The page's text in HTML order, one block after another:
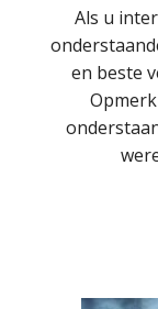
Als u
en beste